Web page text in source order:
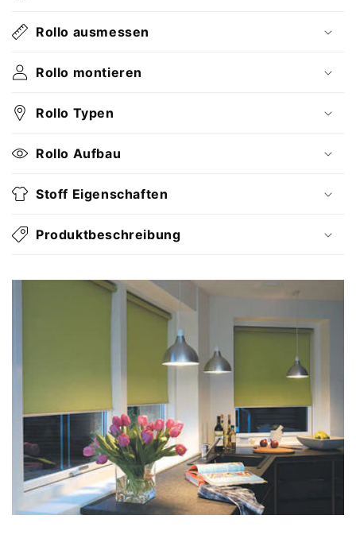
Rollo ausmessen
Rollo montieren
Rollo Typen
Rollo Aufbau
Stoff Eigenschaften
Produktbeschreibung